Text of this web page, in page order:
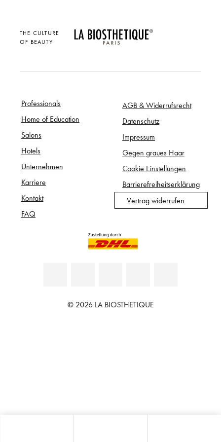
THE CULTURE
OF BEAUTY
Professionals
Home of Education
Salons
Hotels
Unternehmen
Karriere
Kontakt
FAQ
AGB & Widerrufsrecht
Datenschutz
Impressum
Gegen graues Haar
Cookie Einstellungen
Barrierefreiheitserklärung
Vertrag widerrufen
© 2026 LA BIOSTHETIQUE